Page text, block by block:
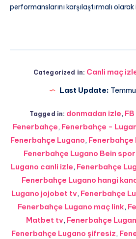
performanslarını karşılaştırmalı
Categorized in: Canli maç
Last Update:
Tagged in: donmadan izle,
Fenerbahçe, Fenerbahçe -
Fenerbahçe Lugano, Fenerbahçe
Fenerbahçe Lugano Bein
Lugano canli izle, Fenerbahçe
Fenerbahçe Lugano hangi
Lugano jojobet tv, Fenerbahçe
Fenerbahçe Lugano maç link,
Matbet tv, Fenerbahçe
Fenerbahçe Lugano şifresiz,